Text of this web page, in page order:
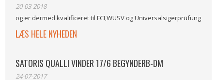
20-03-2018
og er dermed kvalificeret til FCI,WUSV og Universalsigerprüfung
LÆS HELE NYHEDEN
SATORIS QUALLI VINDER 17/6 BEGYNDERB-DM
24-07-2017